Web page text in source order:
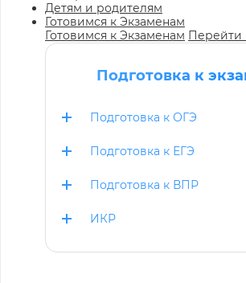
Детям и родителям
Готовимся к Экзаменам
Готовимся к Экзаменам Перейти
Подготовка к
Подготовка к ОГЭ
Подготовка к ЕГЭ
Подготовка к ВПР
ИКР